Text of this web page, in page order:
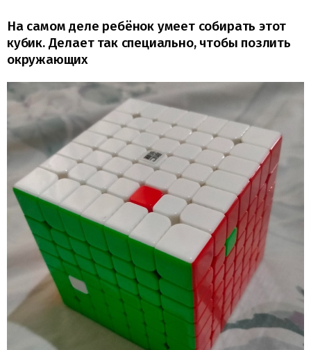
На самом деле ребёнок умеет собирать этот
кубик. Делает так специально, чтобы позлить
окружающих